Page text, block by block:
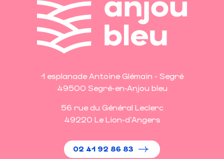
1 esplanade Antoine Glémain - Segré
49500 Segré-en-Anjou bleu
56 rue du Général Leclerc
49220 Le Lion-d'Angers
02 41 92 86 83